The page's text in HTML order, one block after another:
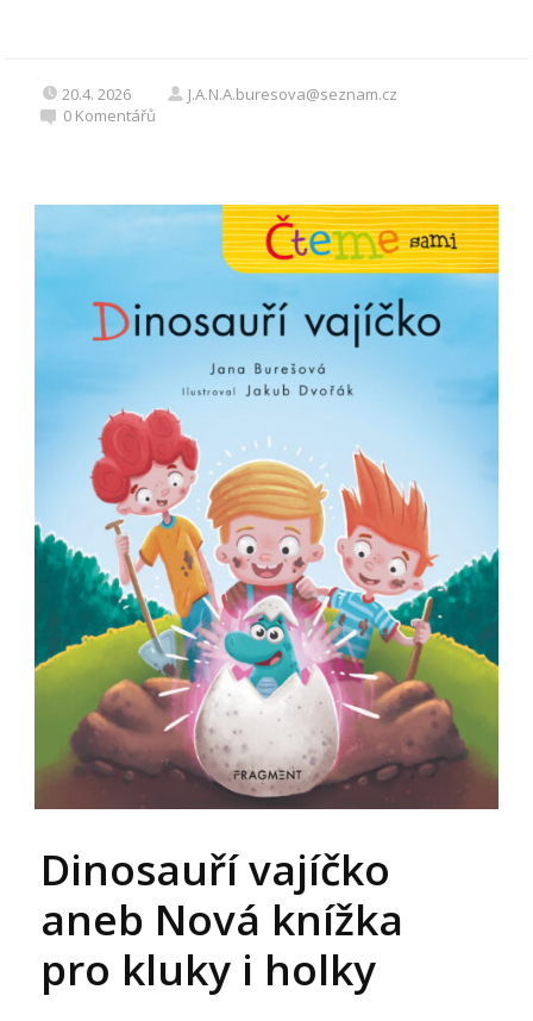
20.4. 2026
J.A.N.A.buresova@seznam.cz
0 Komentářů
Dinosauří vajíčko
aneb Nová knížka
pro kluky i holky